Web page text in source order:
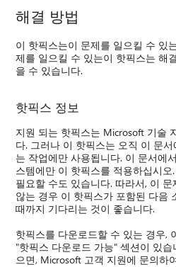
해결 방법
이 핫픽스는이 문제를 일으킬 수 있
제를 일으킬 수 있는이 핫픽스는 해
을 수 있습니다.
핫픽스 정보
지원 되는 핫픽스는 Microsoft 기술
다. 그러나 이 핫픽스는 오직 이 문
는 작업에만 사용됩니다. 이 문서에
스템에만 이 핫픽스를 적용하십시
필요할 수도 있습니다. 따라서, 이
않는 경우 이 핫픽스가 포함된 다음
때까지 기다리는 것이 좋습니다.
핫픽스를 다운로드할 수 있는 경우,
"핫픽스 다운로드 가능" 섹션이 있
으면, Microsoft 고객 지원에 문의하